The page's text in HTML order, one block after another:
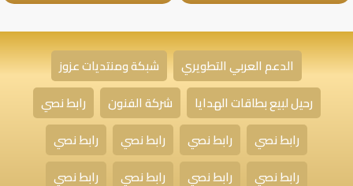
الدعم العربي التطويري
شبكة ومنتديات عزوز
رحيل لبيع بطاقات الهدايا
شركة الفنون
رابط نصي
رابط نصي
رابط نصي رابط نصي
رابط نصي
رابط نصي
رابط نصي رابط نصي رابط نصي